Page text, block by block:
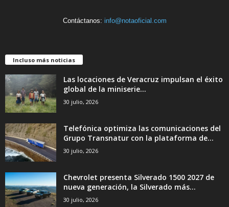
Contáctanos: info@notaoficial.com
Incluso más noticias
Las locaciones de Veracruz impulsan el éxito
global de la miniserie...
30 julio, 2026
Telefónica optimiza las comunicaciones del
Grupo Transnatur con la plataforma de...
30 julio, 2026
Chevrolet presenta Silverado 1500 2027 de
nueva generación, la Silverado más...
30 julio, 2026